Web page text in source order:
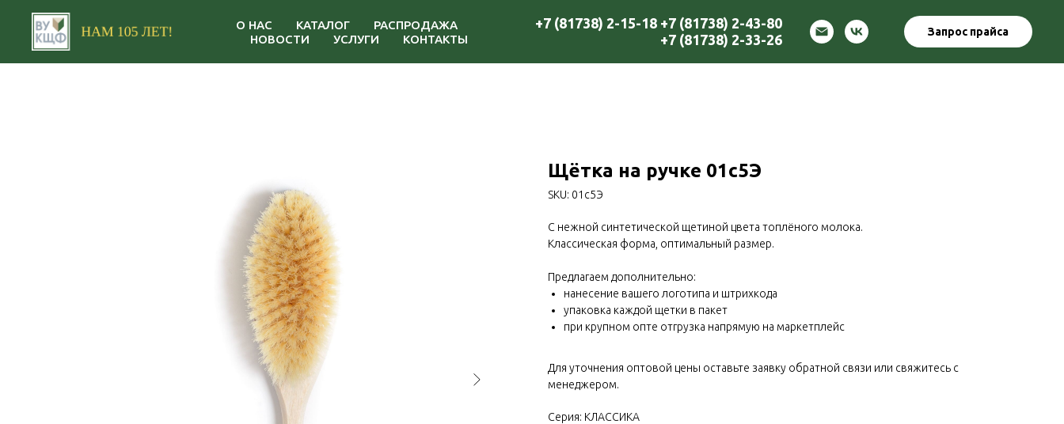
О НАС КАТАЛОГ
РАСПРОДАЖА
НОВОСТИ
УСЛУГИ КОНТАКТЫ
+7 (81738) 2-15-18 +7 (81738) 2-43-80
+7 (81738) 2-33-26
Запрос прайса
Щётка на ручке 01с5Э
SKU: 01с5Э
С нежной синтетической щетиной цвета топлёного молока.
Классическая форма, оптимальный размер.
Предлагаем дополнительно:
нанесение вашего логотипа и штрихкода
упаковка каждой щетки в пакет
при крупном опте отгрузка напрямую на маркетплейс
Для уточнения оптовой цены оставьте заявку обратной связи или свяжитесь с
менеджером.
Серия: КЛАССИКА